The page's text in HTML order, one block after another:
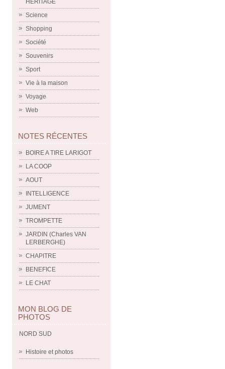
HERITAGE
Science
Shopping
Société
Souvenirs
Sport
Vie à la maison
Voyage
Web
NOTES RÉCENTES
BOIRE A TIRE LARIGOT
LA COOP
AOUT
INTELLIGENCE
JUMENT
TROMPETTE
JARDIN (Charles VAN
LERBERGHE)
CHAPITRE
BENEFICE
LE CHAT
MON BLOG DE
PHOTOS
NORD SUD
Histoire et photos